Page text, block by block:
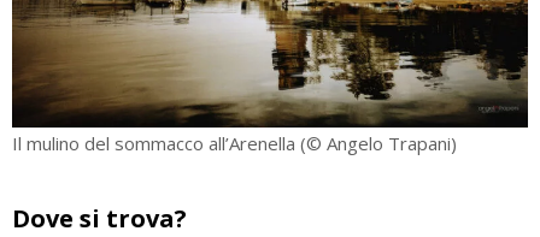
Il mulino del sommacco all’Arenella (© Angelo Trapani)
Dove si trova?